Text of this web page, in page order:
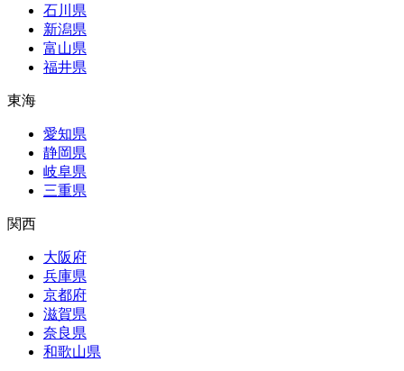
石川県
新潟県
富山県
福井県
東海
愛知県
静岡県
岐阜県
三重県
関西
大阪府
兵庫県
京都府
滋賀県
奈良県
和歌山県